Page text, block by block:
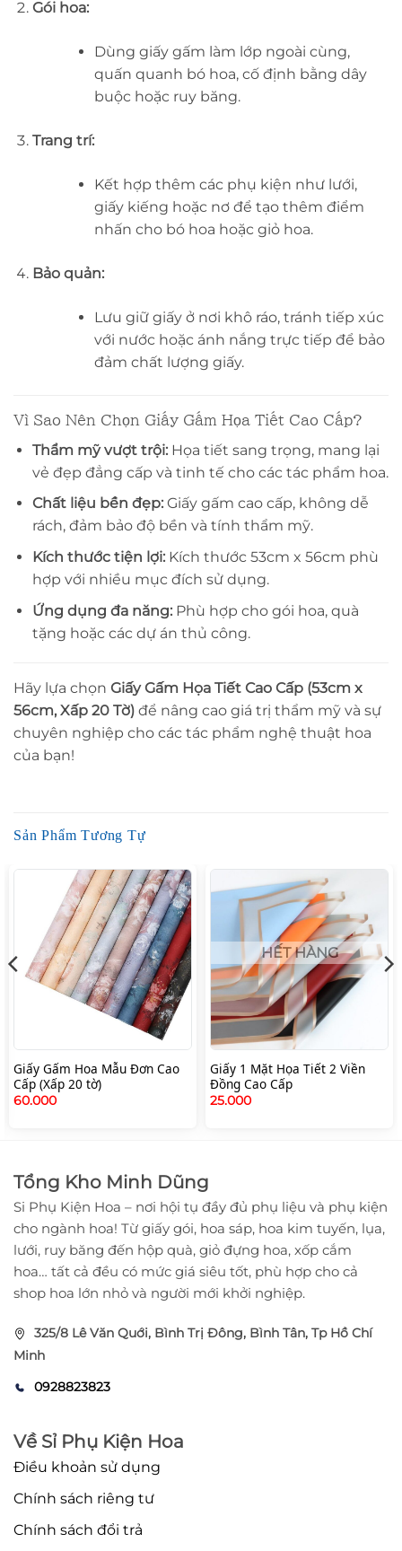
Gói hoa:
Dùng giấy gấm làm lớp ngoài cùng,
quấn quanh bó hoa, cố định bằng dây
buộc hoặc ruy băng.
Trang trí:
Kết hợp thêm các phụ kiện như lưới,
giấy kiếng hoặc nơ để tạo thêm điểm
nhấn cho bó hoa hoặc giỏ hoa.
Bảo quản:
Lưu giữ giấy ở nơi khô ráo, tránh tiếp xúc
với nước hoặc ánh nắng trực tiếp để bảo
đảm chất lượng giấy.
Vì Sao Nên Chọn Giấy Gấm Họa Tiết Cao Cấp?
Thẩm mỹ vượt trội:Họa tiết sang trọng, mang lại
vẻ đẹp đẳng cấp và tinh tế cho các tác phẩm hoa.
Chất liệu bền đẹp:Giấy gấm cao cấp, không dễ
rách, đảm bảo độ bền và tính thẩm mỹ.
Kích thước tiện lợi:Kích thước 53cm x 56cm phù
hợp với nhiều mục đích sử dụng.
Ứng dụng đa năng:Phù hợp cho gói hoa, quà
tặng hoặc các dự án thủ công.
Hãy lựa chọn Giấy Gấm Họa Tiết Cao Cấp (53cm x
56cm, Xấp 20 Tờ) để nâng cao giá trị thẩm mỹ và sự
chuyên nghiệp cho các tác phẩm nghệ thuật hoa
của bạn!
Sản Phẩm Tương Tự
Giấy Gấm Hoa Mẫu Đơn Cao
Cấp (Xấp 20 tờ)
60.000
HẾT HÀNG
Giấy 1 Mặt Họa Tiết 2 Viền
Đồng Cao Cấp
25.000
Tổng Kho Minh Dũng
Si Phụ Kiện Hoa – nơi hội tụ đầy đủ phụ liệu và phụ kiện
cho ngành hoa! Từ giấy gói, hoa sáp, hoa kim tuyến, lụa,
lưới, ruy băng đến hộp quà, giỏ đựng hoa, xốp cắm
hoa… tất cả đều có mức giá siêu tốt, phù hợp cho cả
shop hoa lớn nhỏ và người mới khởi nghiệp.
325/8 Lê Văn Quới, Bình Trị Đông, Bình Tân, Tp Hồ Chí
Minh
0928823823
Về Sỉ Phụ Kiện Hoa
Điều khoản sử dụng
Chính sách riêng tư
Chính sách đổi trả